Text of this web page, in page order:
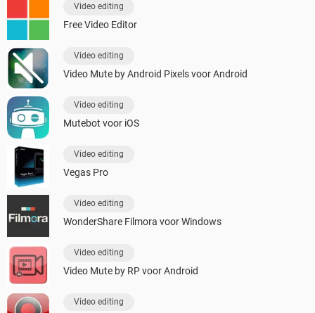
Video editing
Free Video Editor
Video editing
Video Mute by Android Pixels voor Android
Video editing
Mutebot voor iOS
Video editing
Vegas Pro
Video editing
WonderShare Filmora voor Windows
Video editing
Video Mute by RP voor Android
Video editing